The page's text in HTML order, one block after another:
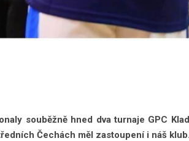
souběžně hned dva turnaje GPC
Čechách měl zastoupení i náš klub.